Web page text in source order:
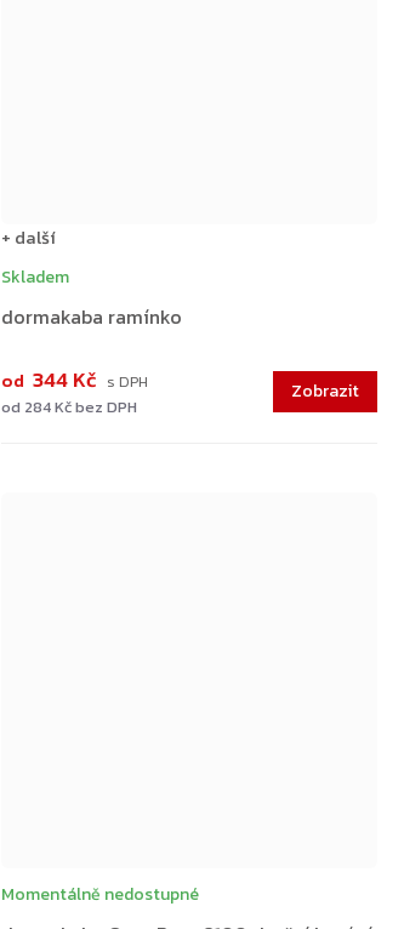
dormakaba ramínko
Skladem
od 284 Kč bez DPH
od 344 Kč
+ další
Momentálně nedostupné